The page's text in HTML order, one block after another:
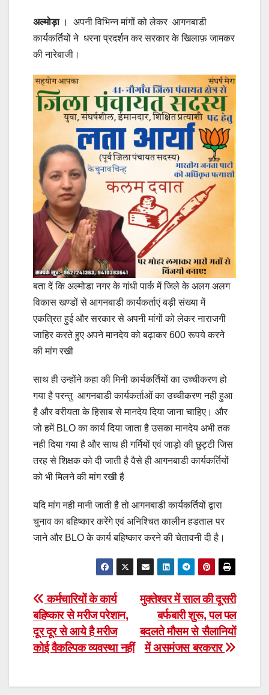
अल्मोड़ा। अपनी विभिन्न मांगों को लेकर आगनबाडी
कार्यकर्तियों ने धरना प्रदर्शन कर सरकार के खिलाफ़ जामकर
की नारेबाजी।
बता दें कि अल्मोडा नगर के गांधी पार्क में जिले के अलग अलग
विकास खण्डों से आगनबाडी कार्यकर्ताएं बड़ी संख्या में
एकत्रित हुई और सरकार से अपनी मांगों को लेकर नाराजगी
जाहिर करते हुए अपने मानदेय को बढ़ाकर 600 रूपये करने
की मांग रखी
साथ ही उन्होंने कहा की मिनी कार्यकर्तियों का उच्चीकरण हो
गया है परन्तु आगनबाडी कार्यकर्ताओं का उच्चीकरण नही हुआ
है और वरीयता के हिसाब से मानदेय दिया जाना चाहिए। और
जो हमें BLO का कार्य दिया जाता है उसका मानदेय अभी तक
नही दिया गया है और साथ ही गर्मियों एवं जाड़ो की छुट्टी जिस
तरह से शिक्षक को दी जाती है वैसे ही आगनबाडी कार्यकर्तियों
को भी मिलने की मांग रखी है
यदि मांग नही मानी जाती है तो आगनबाडी कार्यकर्तियों द्वारा
चुनाव का बहिष्कार करेंगे एवं अनिश्चित कालीन हडताल पर
जाने और BLO के कार्य बहिष्कार करने की चेतावनी दी है।
Post
navigation
मुक्तेश्वर में साल की दूसरी
बर्फबारी शुरू, पल पल
बदलते मौसम से सैलानियों
में असमंजस बरकरार
कर्मचारियों के कार्य
बहिष्कार से मरीज परेशान,
दूर दूर से आये है मरीज
कोई वैकल्पिक व्यवस्था नहीं